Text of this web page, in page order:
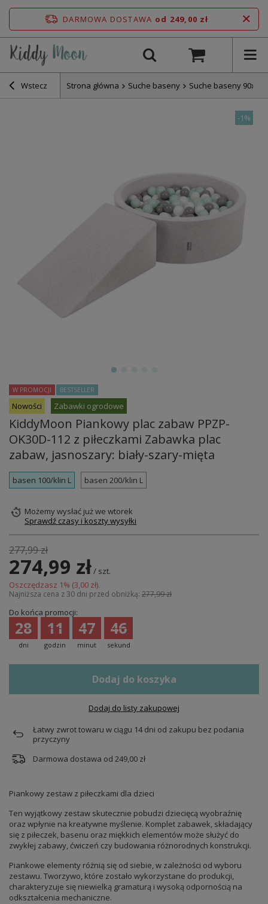
DARMOWA DOSTAWA od 249,00 zł
Wstecz Strona główna Suche baseny Suche baseny 90x30
Nowości Zabawki ogrodowe
KiddyMoon Piankowy plac zabaw PPZP-
OK30D-112 z piłeczkami Zabawka plac
zabaw, jasnoszary: biały-szary-mięta
-1%
W PROMOCJI BESTSELLER
basen 100/klin L basen 200/klin L
Możemy wysłać jużwe wtorek
Sprawdź czasy i koszty wysyłki
277,99 zł
274,99 zł/ szt.
Oszczędzasz 1% (3,00 zł).
Najniższa cena z 30 dni przed obniżką: 277,99 zł
Do końca promocji:
dni
28
godzin
11
minut
47
sekund
45
Dodaj do koszyka
Dodaj do listy zakupowej
Łatwy zwrot towaru w ciągu 14dni od zakupu bez podania
przyczyny
Darmowa dostawa od 249,00 zł
Piankowy zestaw z piłeczkami dla dzieci
Ten wyjątkowy zestaw skutecznie pobudzi dziecięcą wyobraźnię
oraz wpłynie na kreatywne myślenie. Komplet zabawek, składający
się z piłeczek, basenu oraz miękkich elementów może służyć do
zwykłej zabawy, ćwiczeń czy budowania różnorodnych konstrukcji.
Piankowe elementy różnią się od siebie, w zależności od wyboru
zestawu. Tworzywo, które zostało wykorzystane do produkcji,
charakteryzuje się niewielką gramaturą i wysoką odpornością na
odkształcenia mechaniczne.